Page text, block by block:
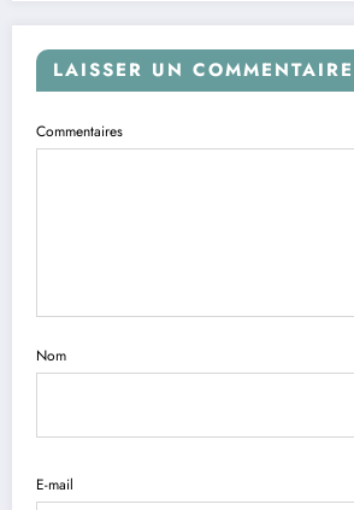
LAISSER UN COMMENTAIRE
Commentaires
Nom
E-mail